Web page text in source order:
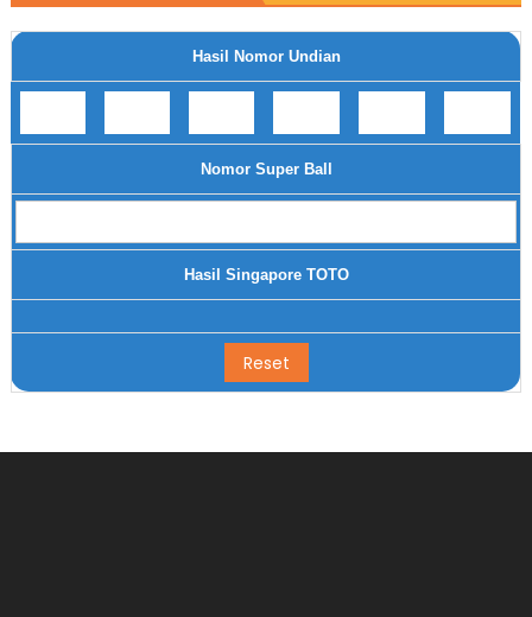
Hasil Nomor Undian
Nomor Super Ball
Hasil Singapore TOTO